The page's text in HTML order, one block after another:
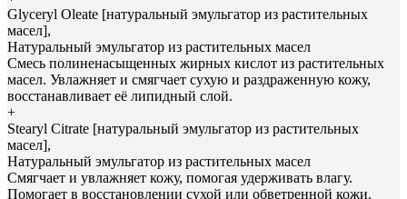
Glyceryl Oleate [натуральный эмульгатор из растительных
масел],
Натуральный эмульгатор из растительных масел
Смесь полиненасыщенных жирных кислот из растительных
масел. Увлажняет и смягчает сухую и раздраженную кожу,
восстанавливает её липидный слой.
+
Stearyl Citrate [натуральный эмульгатор из растительных
масел],
Натуральный эмульгатор из растительных масел
Смягчает и увлажняет кожу, помогая удерживать влагу.
Помогает в восстановлении сухой или обветренной кожи.